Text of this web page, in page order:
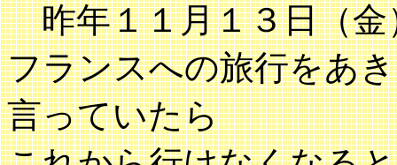
昨年１１月１３日（金
フランスへの旅行をあ
言っていたら